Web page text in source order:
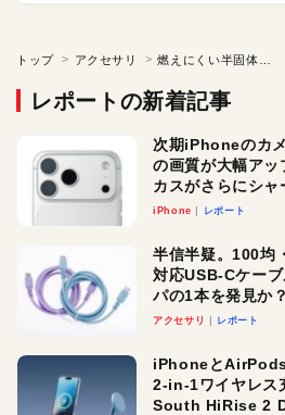
トップ アクセサリ
レポートの新着記事
次期iPhoneのカ
の画質が大幅ア
カスがさらにシャ
iPhone レポート
半信半疑。100均
対応USB-Cケー
パの1本を発見か？
アクセサリ レポート
iPhoneとAirPods
2-in-1ワイヤレス
South HiRise 2